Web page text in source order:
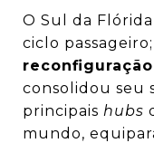
O Sul da
ciclo
consolidou seu
principais hubs
mundo,